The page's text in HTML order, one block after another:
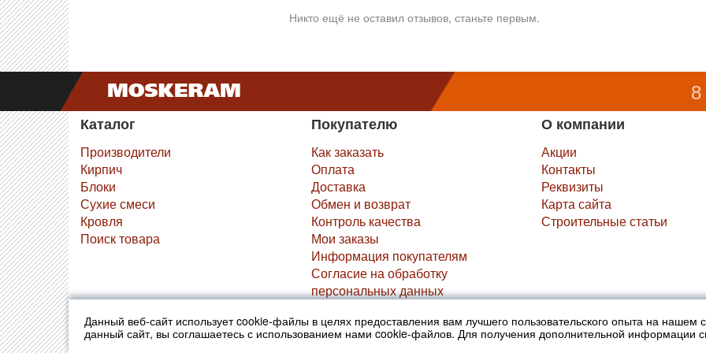
Данный веб-сайт использует cookie-файлы в целях предоставления вам лучшего пользовательского опыта на нашем
данный сайт, вы соглашаетесь с использованием нами cookie-файлов. Для получения дополнительной информации
Никто ещё не оставил отзывов, станьте первым.
8
Каталог
Производители
Кирпич
Блоки
Сухие смеси
Кровля
Поиск товара
Покупателю
Как заказать
Оплата
Доставка
Обмен и возврат
Контроль качества
Мои заказы
Информация покупателям
Согласие на обработку
персональных данных
О компании
Акции
Контакты
Реквизиты
Карта сайта
Строительные статьи
© 2010-2026 Москерам
Указанные на сайте цены не являются публичной офертой (ст.435 ГК РФ).
Стоимость и наличие товара просьба уточнять в офисах продаж....